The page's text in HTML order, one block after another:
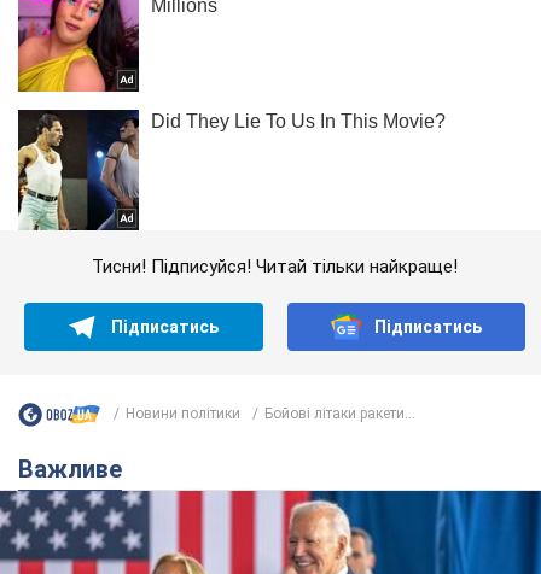
Тисни! Підписуйся! Читай тільки найкраще!
Підписатись Підписатись
Новини політики Бойові літаки ракети...
Важливе